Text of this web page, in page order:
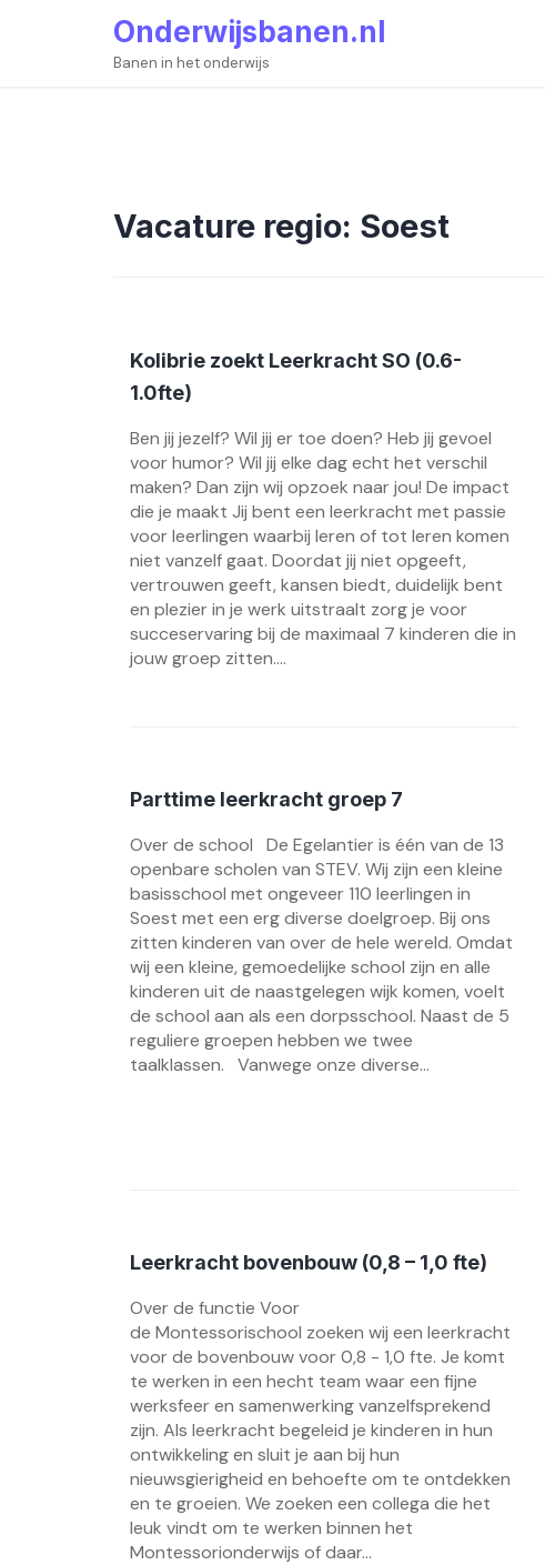
Onderwijsbanen.nl
Banen in het onderwijs
Vacature regio: Soest
Kolibrie zoekt Leerkracht SO (0.6-
1.0fte)
Ben jij jezelf? Wil jij er toe doen? Heb jij gevoel
voor humor? Wil jij elke dag echt het verschil
maken? Dan zijn wij opzoek naar jou! De impact
die je maakt Jij bent een leerkracht met passie
voor leerlingen waarbij leren of tot leren komen
niet vanzelf gaat. Doordat jij niet opgeeft,
vertrouwen geeft, kansen biedt, duidelijk bent
en plezier in je werk uitstraalt zorg je voor
succeservaring bij de maximaal 7 kinderen die in
jouw groep zitten....
Parttime leerkracht groep 7
Over de school De Egelantier is één van de 13
openbare scholen van STEV. Wij zijn een kleine
basisschool met ongeveer 110 leerlingen in
Soest met een erg diverse doelgroep. Bij ons
zitten kinderen van over de hele wereld. Omdat
wij een kleine, gemoedelijke school zijn en alle
kinderen uit de naastgelegen wijk komen, voelt
de school aan als een dorpsschool. Naast de 5
reguliere groepen hebben we twee
taalklassen. Vanwege onze diverse...
Leerkracht bovenbouw (0,8 – 1,0 fte)
Over de functie Voor
de Montessorischool zoeken wij een leerkracht
voor de bovenbouw voor 0,8 - 1,0 fte. Je komt
te werken in een hecht team waar een fijne
werksfeer en samenwerking vanzelfsprekend
zijn. Als leerkracht begeleid je kinderen in hun
ontwikkeling en sluit je aan bij hun
nieuwsgierigheid en behoefte om te ontdekken
en te groeien. We zoeken een collega die het
leuk vindt om te werken binnen het
Montessorionderwijs of daar...